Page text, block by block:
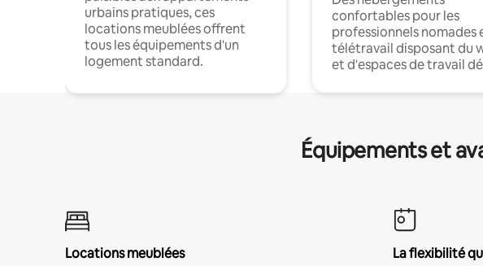
urbains pratiques, ces
locations meublées offrent
tous les équipements d'un
logement standard.
confortables pour les
professionnels nomades
télétravail disposant du
et d'espaces de travail
Équipements et
Locations meublées
La flexibilité